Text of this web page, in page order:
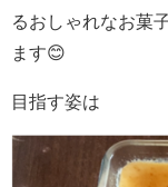
るおしゃれなお菓
ます😊
目指す姿は